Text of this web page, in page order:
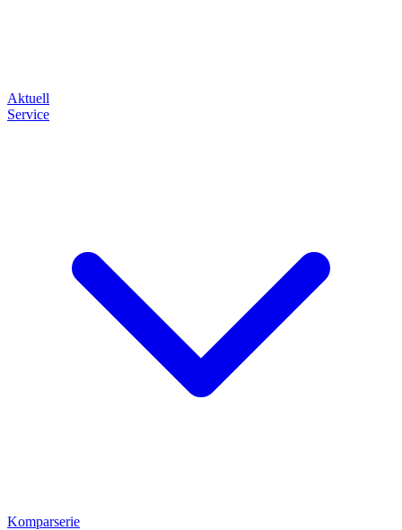
Aktuell
Service
Komparserie